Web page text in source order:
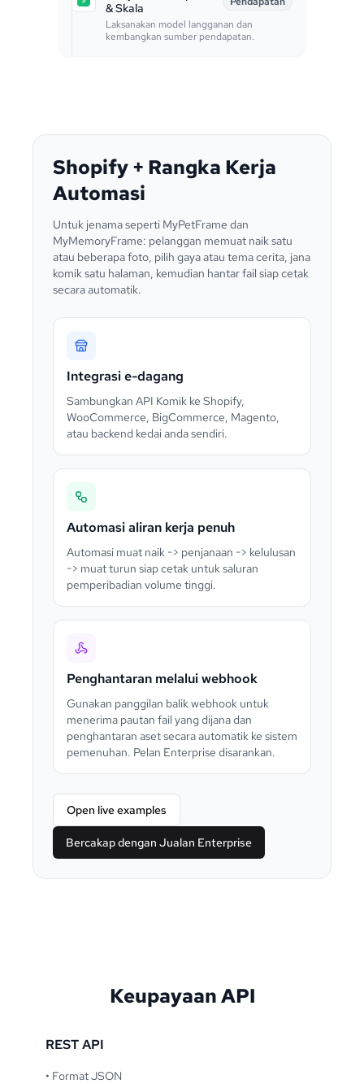
& Skala
Laksanakan model langganan dan
kembangkan sumber pendapatan.
Shopify + Rangka Kerja
Automasi
Untuk jenama seperti MyPetFrame dan
MyMemoryFrame: pelanggan memuat naik satu
atau beberapa foto, pilih gaya atau tema cerita, jana
komik satu halaman, kemudian hantar fail siap cetak
secara automatik.
Integrasi e-dagang
Sambungkan API Komik ke Shopify,
WooCommerce, BigCommerce, Magento,
atau backend kedai anda sendiri.
Automasi aliran kerja penuh
Automasi muat naik -> penjanaan -> kelulusan
-> muat turun siap cetak untuk saluran
pemperibadian volume tinggi.
Penghantaran melalui webhook
Gunakan panggilan balik webhook untuk
menerima pautan fail yang dijana dan
penghantaran aset secara automatik ke sistem
pemenuhan. Pelan Enterprise disarankan.
Open live examples
Bercakap dengan Jualan Enterprise
Keupayaan API
REST API
• Format JSON